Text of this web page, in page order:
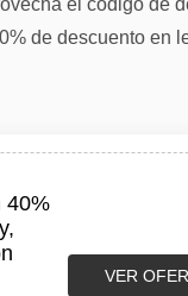
el código de
de descuento
40%
VER